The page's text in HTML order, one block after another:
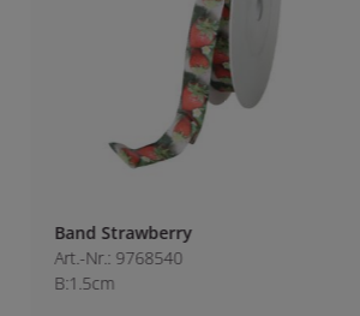
Band Strawberry
Art.-Nr.: 9768540
B:1.5cm